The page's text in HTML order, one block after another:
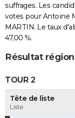
suffrages. Les
votes pour Antoine
MARTIN. Le taux
47,00 %.
Résultat
TOUR 2
Tête de liste
Liste